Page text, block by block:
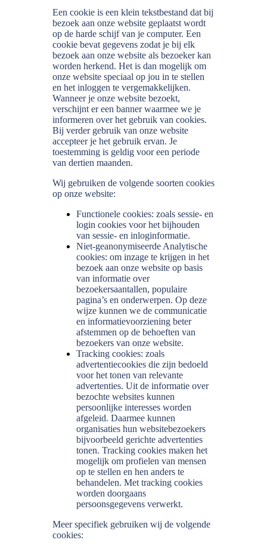
Een cookie is een klein tekstbestand dat bij
bezoek aan onze website geplaatst wordt
op de harde schijf van je computer. Een
cookie bevat gegevens zodat je bij elk
bezoek aan onze website als bezoeker kan
worden herkend. Het is dan mogelijk om
onze website speciaal op jou in te stellen
en het inloggen te vergemakkelijken.
Wanneer je onze website bezoekt,
verschijnt er een banner waarmee we je
informeren over het gebruik van cookies.
Bij verder gebruik van onze website
accepteer je het gebruik ervan. Je
toestemming is geldig voor een periode
van dertien maanden.
Wij gebruiken de volgende soorten cookies
op onze website:
Functionele cookies: zoals sessie- en
login cookies voor het bijhouden
van sessie- en inloginformatie.
Niet-geanonymiseerde Analytische
cookies: om inzage te krijgen in het
bezoek aan onze website op basis
van informatie over
bezoekersaantallen, populaire
pagina’s en onderwerpen. Op deze
wijze kunnen we de communicatie
en informatievoorziening beter
afstemmen op de behoeften van
bezoekers van onze website.
Tracking cookies: zoals
advertentiecookies die zijn bedoeld
voor het tonen van relevante
advertenties. Uit de informatie over
bezochte websites kunnen
persoonlijke interesses worden
afgeleid. Daarmee kunnen
organisaties hun websitebezoekers
bijvoorbeeld gerichte advertenties
tonen. Tracking cookies maken het
mogelijk om profielen van mensen
op te stellen en hen anders te
behandelen. Met tracking cookies
worden doorgaans
persoonsgegevens verwerkt.
Meer specifiek gebruiken wij de volgende
cookies: